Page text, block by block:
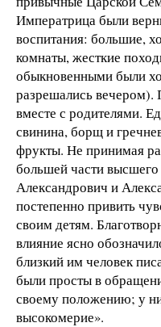
Императрица были
воспитания: большие,
комнаты, жесткие
обыкновенными были
разрешались вечером).
вместе с родителями.
свинина, борщ и
фрукты. Не принимая
большей части
Александрович и
постепенно привить
своим детям.
влияние ясно
близкий им человек
были просты в
своему положению; у
высокомерие».